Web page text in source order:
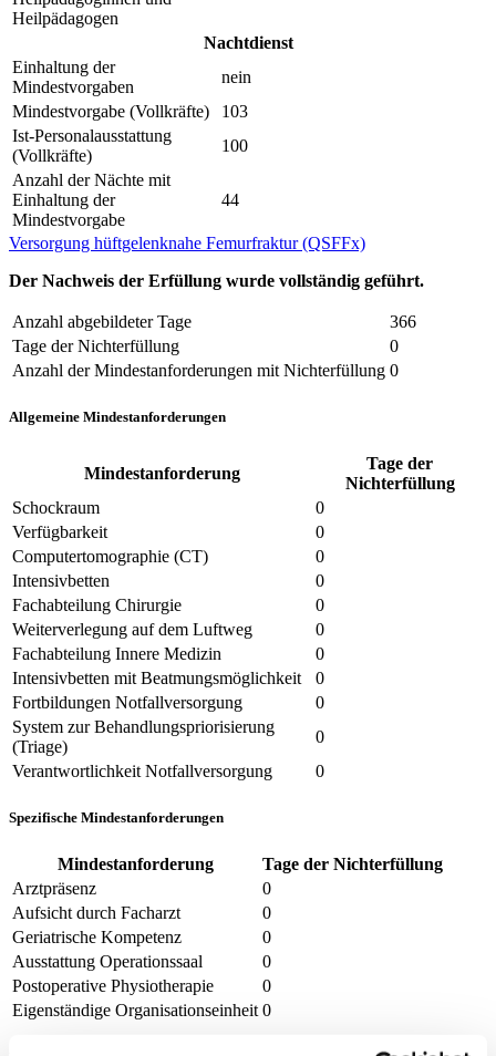
Heilpädagogen
Nachtdienst
Einhaltung der
Mindestvorgaben
nein
Mindestvorgabe (Vollkräfte)
103
Ist-Personalausstattung
(Vollkräfte)
100
Anzahl der Nächte mit
Einhaltung der
Mindestvorgabe
44
Versorgung hüftgelenknahe Femurfraktur (QSFFx)
Der Nachweis der Erfüllung wurde vollständig geführt.
Anzahl abgebildeter Tage
366
Tage der Nichterfüllung
0
Anzahl der Mindestanforderungen mit Nichterfüllung 0
Allgemeine Mindestanforderungen
Mindestanforderung
Tage der
Nichterfüllung
Schockraum
0
Verfügbarkeit
0
Computertomographie (CT)
0
Intensivbetten
0
Fachabteilung Chirurgie
0
Weiterverlegung auf dem Luftweg
0
Fachabteilung Innere Medizin
0
Intensivbetten mit Beatmungsmöglichkeit
0
Fortbildungen Notfallversorgung
0
System zur Behandlungspriorisierung
(Triage)
0
Verantwortlichkeit Notfallversorgung
0
Spezifische Mindestanforderungen
Mindestanforderung
Tage der Nichterfüllung
Arztpräsenz
0
Aufsicht durch Facharzt
0
Geriatrische Kompetenz
0
Ausstattung Operationssaal
0
Postoperative Physiotherapie
0
Eigenständige Organisationseinheit 0